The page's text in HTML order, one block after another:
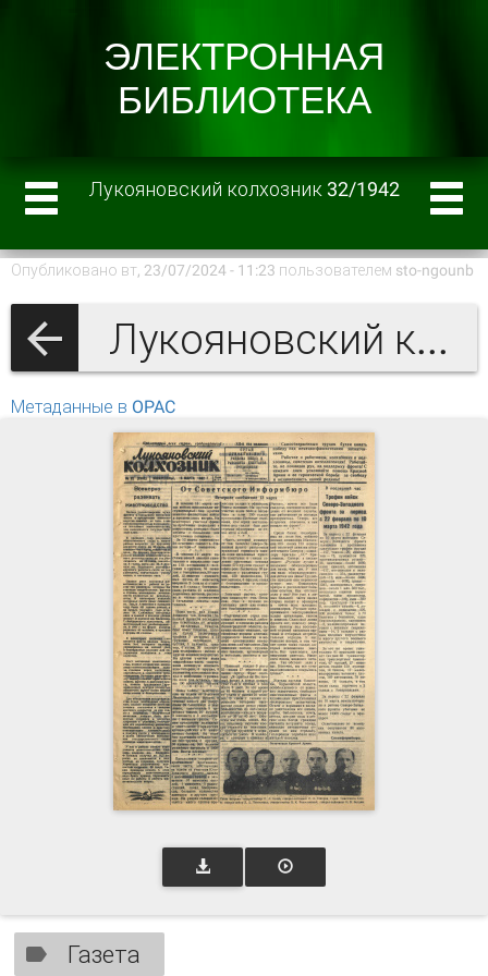
Лукояновский колхозник 32/1942
Опубликовано вт, 23/07/2024 - 11:23 пользователем sto-ngounb
Лукояновский колхозник 1942 г.
Метаданные в OPAC
Газета